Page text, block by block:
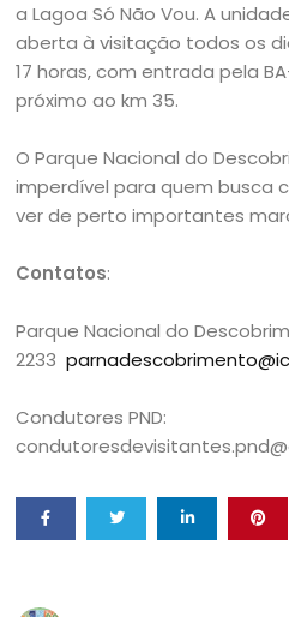
a Lagoa Só Não Vou. A
aberta à visitação todos os
17 horas, com entrada pela
próximo ao km 35.
O Parque Nacional do
imperdível para quem busca
ver de perto importantes
Contatos:
Parque Nacional do
2233
Condutores PND: